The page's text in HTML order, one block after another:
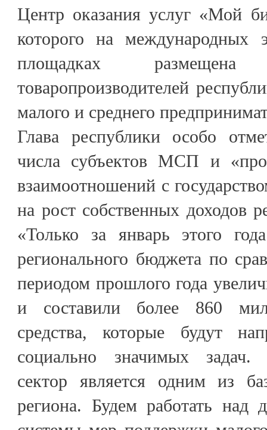
Центр оказания услуг «Мой
которого на международных
площадках
товаропроизводителей
малого и среднего
Глава республики особо
числа субъектов МСП и
взаимоотношений с
на рост собственных доходов
«Только за январь этого
регионального бюджета по
периодом прошлого года
и составили более 860
средства, которые будут
социально значимых задач.
сектор является одним из
региона. Будем работать над